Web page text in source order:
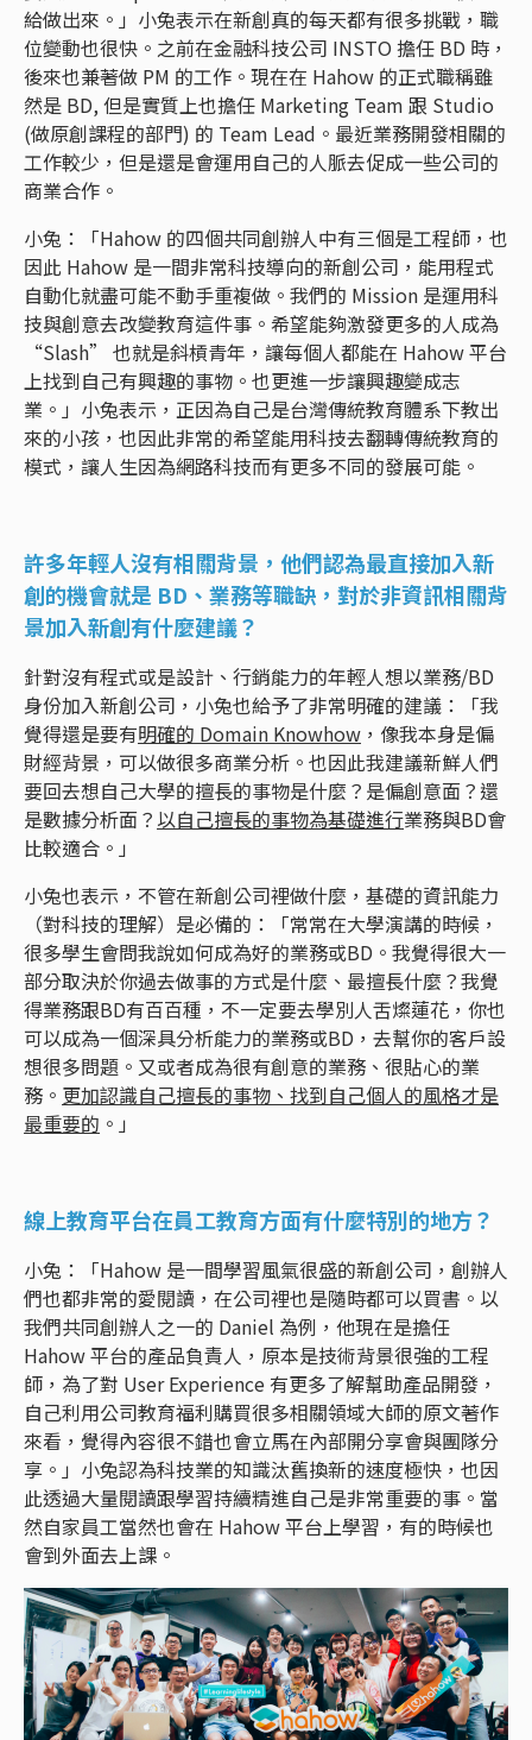
給做出來。」小兔表示在新創真的每天都有很多挑戰，職
位變動也很快。之前在金融科技公司 INSTO 擔任 BD 時，
後來也兼著做 PM 的工作。現在在 Hahow 的正式職稱雖
然是 BD, 但是實質上也擔任 Marketing Team 跟 Studio
(做原創課程的部門) 的 Team Lead。最近業務開發相關的
工作較少，但是還是會運用自己的人脈去促成一些公司的
商業合作。
小兔：「Hahow 的四個共同創辦人中有三個是工程師，也
因此 Hahow 是一間非常科技導向的新創公司，能用程式
自動化就盡可能不動手重複做。我們的 Mission 是運用科
技與創意去改變教育這件事。希望能夠激發更多的人成為
“Slash” 也就是斜槓青年，讓每個人都能在 Hahow 平台
上找到自己有興趣的事物。也更進一步讓興趣變成志
業。」小兔表示，正因為自己是台灣傳統教育體系下教出
來的小孩，也因此非常的希望能用科技去翻轉傳統教育的
模式，讓人生因為網路科技而有更多不同的發展可能。
許多年輕人沒有相關背景，他們認為最直接加入新
創的機會就是 BD、業務等職缺，對於非資訊相關背
景加入新創有什麼建議？
針對沒有程式或是設計、行銷能力的年輕人想以業務/BD
身份加入新創公司，小兔也給予了非常明確的建議：「我
覺得還是要有明確的 Domain Knowhow ，像我本身是偏
財經背景，可以做很多商業分析。也因此我建議新鮮人們
要回去想自己大學的擅長的事物是什麼？是偏創意面？還
是數據分析面？ 以自己擅長的事物為基礎進行業務與BD會
比較適合。」
小兔也表示，不管在新創公司裡做什麼，基礎的資訊能力
（對科技的理解）是必備的：「常常在大學演講的時候，
很多學生會問我說如何成為好的業務或BD。我覺得很大一
部分取決於你過去做事的方式是什麼、最擅長什麼？我覺
得業務跟BD有百百種，不一定要去學別人舌燦蓮花，你也
可以成為一個深具分析能力的業務或BD，去幫你的客戶設
想很多問題。又或者成為很有創意的業務、很貼心的業
務。 更加認識自己擅長的事物、找到自己個人的風格才是
最重要的 。」
線上教育平台在員工教育方面有什麼特別的地方？
小兔：「Hahow 是一間學習風氣很盛的新創公司，創辦人
們也都非常的愛閱讀，在公司裡也是隨時都可以買書。以
我們共同創辦人之一的 Daniel 為例，他現在是擔任
Hahow 平台的產品負責人，原本是技術背景很強的工程
師，為了對 User Experience 有更多了解幫助產品開發，
自己利用公司教育福利購買很多相關領域大師的原文著作
來看，覺得內容很不錯也會立馬在內部開分享會與團隊分
享。」小兔認為科技業的知識汰舊換新的速度極快，也因
此透過大量閱讀跟學習持續精進自己是非常重要的事。當
然自家員工當然也會在 Hahow 平台上學習，有的時候也
會到外面去上課。